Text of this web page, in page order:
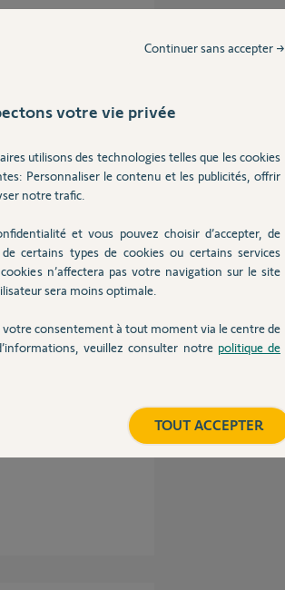
de la
les
il
la
préciser
pu
votre vie privée
utilisons des technologies telles que les cookies
Personnaliser le contenu et les publicités, offrir
notre trafic.
et vous pouvez choisir d’accepter, de
certains types de cookies ou certains services
n’affectera pas votre navigation sur le site
sera moins optimale.
consentement à tout moment via le centre de
veuillez consulter notre politique de
Continuer sans accepter →
TOUT ACCEPTER